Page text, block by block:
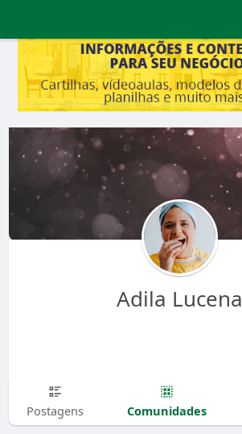
Adila Lucena
Postagens Comunidades